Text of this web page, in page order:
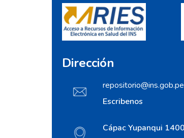
Dirección
repositorio@ins.gob.pe
Escribenos
Cápac Yupanqui